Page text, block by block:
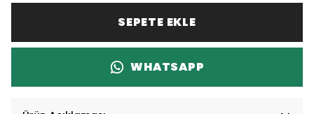
SEPETE EKLE
WHATSAPP